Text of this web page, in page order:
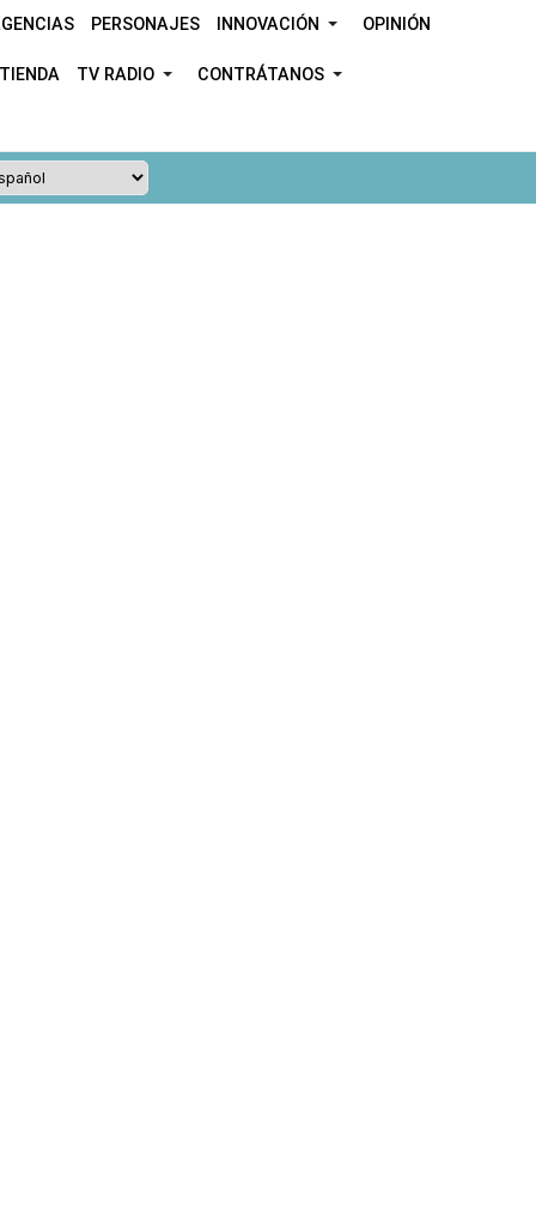
PERSONAJES INNOVACIÓN OPINIÓN
TIENDA TV RADIO CONTRÁTANOS